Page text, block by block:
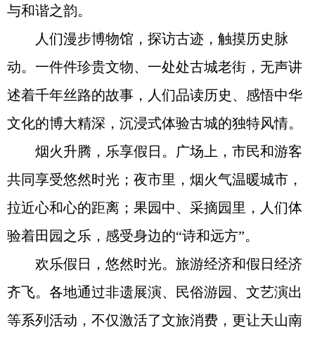
与和谐之韵。
人们漫步博物馆，探访古迹，触摸历史脉
动。一件件珍贵文物、一处处古城老街，无声讲
述着千年丝路的故事，人们品读历史、感悟中华
文化的博大精深，沉浸式体验古城的独特风情。
烟火升腾，乐享假日。广场上，市民和游客
共同享受悠然时光；夜市里，烟火气温暖城市，
拉近心和心的距离；果园中、采摘园里，人们体
验着田园之乐，感受身边的“诗和远方”。
欢乐假日，悠然时光。旅游经济和假日经济
齐飞。各地通过非遗展演、民俗游园、文艺演出
等系列活动，不仅激活了文旅消费，更让天山南